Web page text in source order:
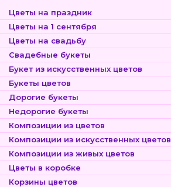
Цветы на праздник
Цветы на 1 сентября
Цветы на свадьбу
Свадебные букеты
Букет из искусственных цветов
Букеты цветов
Дорогие букеты
Недорогие букеты
Композиции из цветов
Композиции из искусственных цветов
Композиции из живых цветов
Цветы в коробке
Корзины цветов